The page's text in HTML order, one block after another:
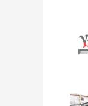
vụ
cho
tải